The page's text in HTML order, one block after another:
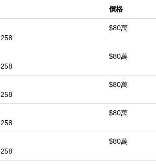
價格
$80萬
$80萬
$80萬
$80萬
$80萬